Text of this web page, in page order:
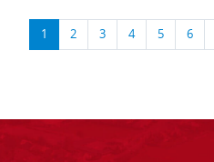
1 2 3 4 5 6